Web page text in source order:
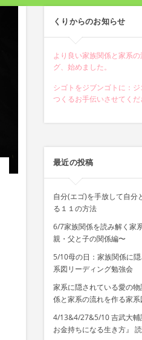
くりからのお知らせ
より良い家族関係と家系
グ、始めました。
シゴトをジブンゴトに：
つくるお手伝いさせてくだ
最近の投稿
自分(エゴ)を手放して自分
る１１の方法
6/7家族関係を読み解く家
親・父と子の関係編〜
5/10母の日：家族関係に
系図リーディング勉強会
家系に隠されている愛の
係と家系の流れを作る家
4/13&4/27&5/10 吉武大輔
お金持ちになる生き方』